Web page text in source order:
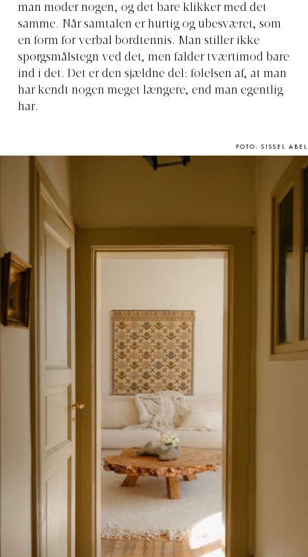
man møder nogen, og det bare klikker med det
samme. Når samtalen er hurtig og ubesværet, som
en form for verbal bordtennis. Man stiller ikke
spørgsmålstegn ved det, men falder tværtimod bare
ind i det. Det er den sjældne del: følelsen af, at man
har kendt nogen meget længere, end man egentlig
har.
FOTO: SISSEL ABEL